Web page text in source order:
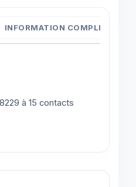
INFORMATION
à 15 contacts